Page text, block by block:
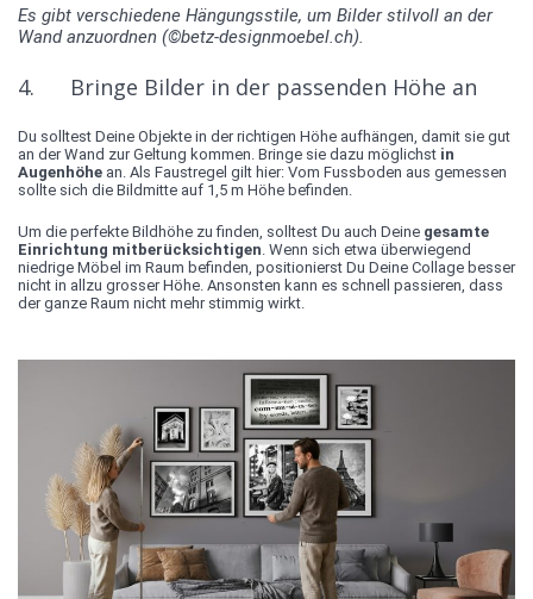
Es gibt verschiedene Hängungsstile, um Bilder stilvoll an der
Wand anzuordnen (©betz-designmoebel.ch).
4. Bringe Bilder in der passenden Höhe an
Du solltest Deine Objekte in der richtigen Höhe aufhängen, damit sie gut
an der Wand zur Geltung kommen. Bringe sie dazu möglichst in
Augenhöhe an. Als Faustregel gilt hier: Vom Fussboden aus gemessen
sollte sich die Bildmitte auf 1,5 m Höhe befinden.
Um die perfekte Bildhöhe zu finden, solltest Du auch Deine gesamte
Einrichtung mitberücksichtigen. Wenn sich etwa überwiegend
niedrige Möbel im Raum befinden, positionierst Du Deine Collage besser
nicht in allzu grosser Höhe. Ansonsten kann es schnell passieren, dass
der ganze Raum nicht mehr stimmig wirkt.